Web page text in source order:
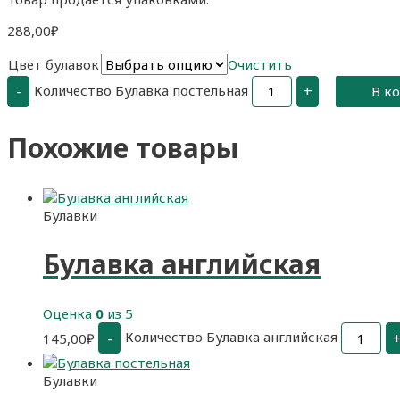
288,00₽
Цвет булавок
Очистить
- Количество Булавка постельная + В
Похожие товары
Булавки
Булавка английская
Оценка 0 из 5
145,00₽ - Количество Булавка английская +
Булавки